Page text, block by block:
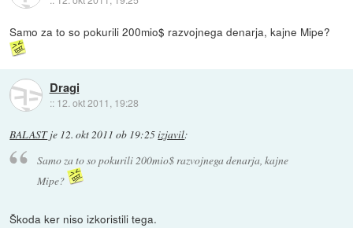
Samo za to so pokurili 200mio$ razvojnega denarja, kajne Mipe?
Dragi
:: 12. okt 2011, 19:28
BALASTje 12. okt 2011 ob 19:25izjavil:
Samo za to so pokurili 200mio$ razvojnega denarja, kajne
Mipe?
Škoda ker niso izkoristili tega.